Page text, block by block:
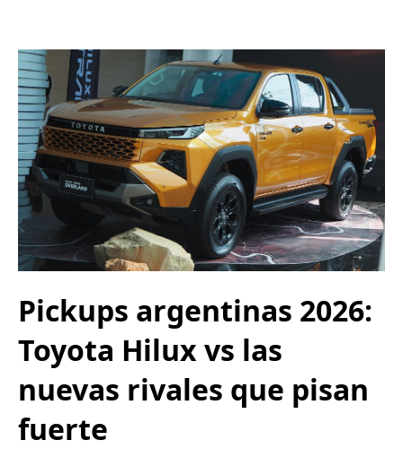
Pickups argentinas 2026:
Toyota Hilux vs las
nuevas rivales que pisan
fuerte